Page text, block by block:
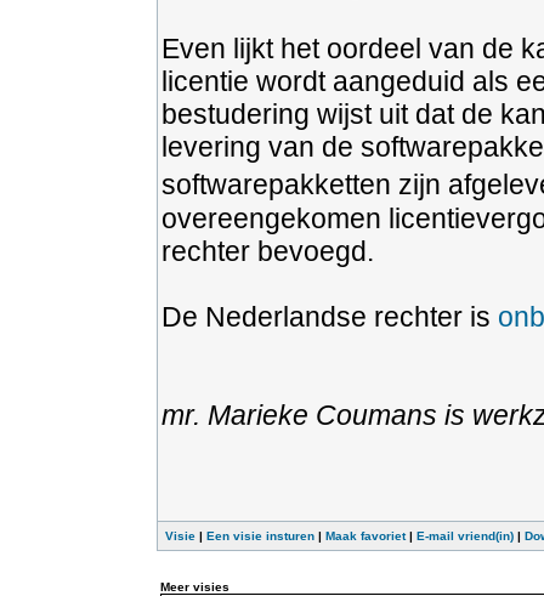
Even lijkt het oordeel van de
licentie wordt aangeduid als
bestudering wijst uit dat de
levering van de
softwarepakketten zijn
overeengekomen
rechter bevoegd.
De Nederlandse rechter is
mr. Marieke Coumans is
Visie | Een visie insturen | Maak favoriet| E-mail vriend(in) |
Meer visies